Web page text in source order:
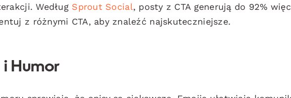
Według Sprout Social, posty z CTA generują do 92%
z różnymi CTA, aby znaleźć najskuteczniejsze.
i Humor